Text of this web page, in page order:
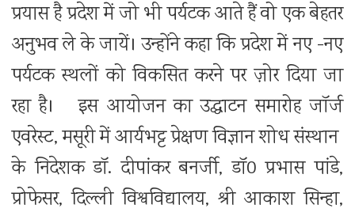
प्रयास है प्रदेश में जो भी पर्यटक आते हैं वो एक बेहतर
अनुभव ले के जायें। उन्होंने कहा कि प्रदेश में नए -नए
पर्यटक स्थलों को विकसित करने पर ज़ोर दिया जा
रहा है। इस आयोजन का उद्घाटन समारोह जॉर्ज
एवरेस्ट, मसूरी में आर्यभट्ट प्रेक्षण विज्ञान शोध संस्थान
के निदेशक डॉ. दीपांकर बनर्जी, डॉ0 प्रभास पांडे,
प्रोफेसर, दिल्ली विश्वविद्यालय, श्री आकाश सिन्हा,